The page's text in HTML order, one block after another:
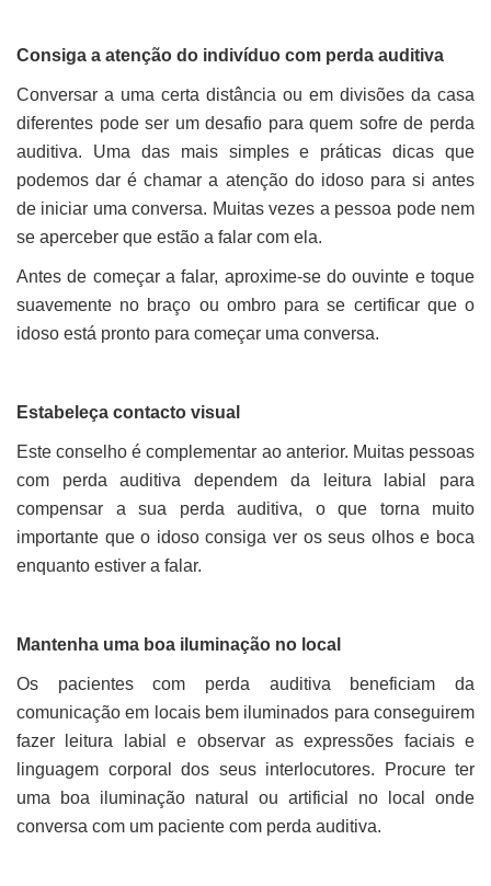
Consiga a atenção do indivíduo com perda auditiva
Conversar a uma certa distância ou em divisões da casa
diferentes pode ser um desafio para quem sofre de perda
auditiva. Uma das mais simples e práticas dicas que
podemos dar é chamar a atenção do idoso para si antes
de iniciar uma conversa. Muitas vezes a pessoa pode nem
se aperceber que estão a falar com ela.
Antes de começar a falar, aproxime-se do ouvinte e toque
suavemente no braço ou ombro para se certificar que o
idoso está pronto para começar uma conversa.
Estabeleça contacto visual
Este conselho é complementar ao anterior. Muitas pessoas
com perda auditiva dependem da leitura labial para
compensar a sua perda auditiva, o que torna muito
importante que o idoso consiga ver os seus olhos e boca
enquanto estiver a falar.
Mantenha uma boa iluminação no local
Os pacientes com perda auditiva beneficiam da
comunicação em locais bem iluminados para conseguirem
fazer leitura labial e observar as expressões faciais e
linguagem corporal dos seus interlocutores. Procure ter
uma boa iluminação natural ou artificial no local onde
conversa com um paciente com perda auditiva.